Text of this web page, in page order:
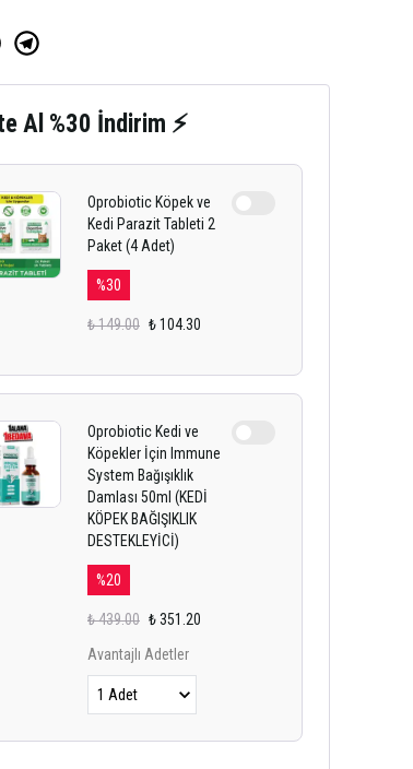
Al %30 İndirim ⚡
Oprobiotic Köpek ve
Kedi Parazit Tableti 2
Paket (4 Adet)
%30
₺ 149.00 ₺ 104.30
Oprobiotic Kedi ve
Köpekler İçin Immune
System Bağışıklık
Damlası 50ml (KEDİ
KÖPEK BAĞIŞIKLIK
DESTEKLEYİCİ)
%20
₺ 439.00 ₺ 351.20
Avantajlı Adetler